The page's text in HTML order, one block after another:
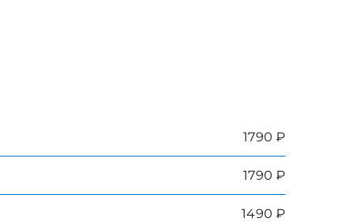
1790 ₽
1790 ₽
1490 ₽